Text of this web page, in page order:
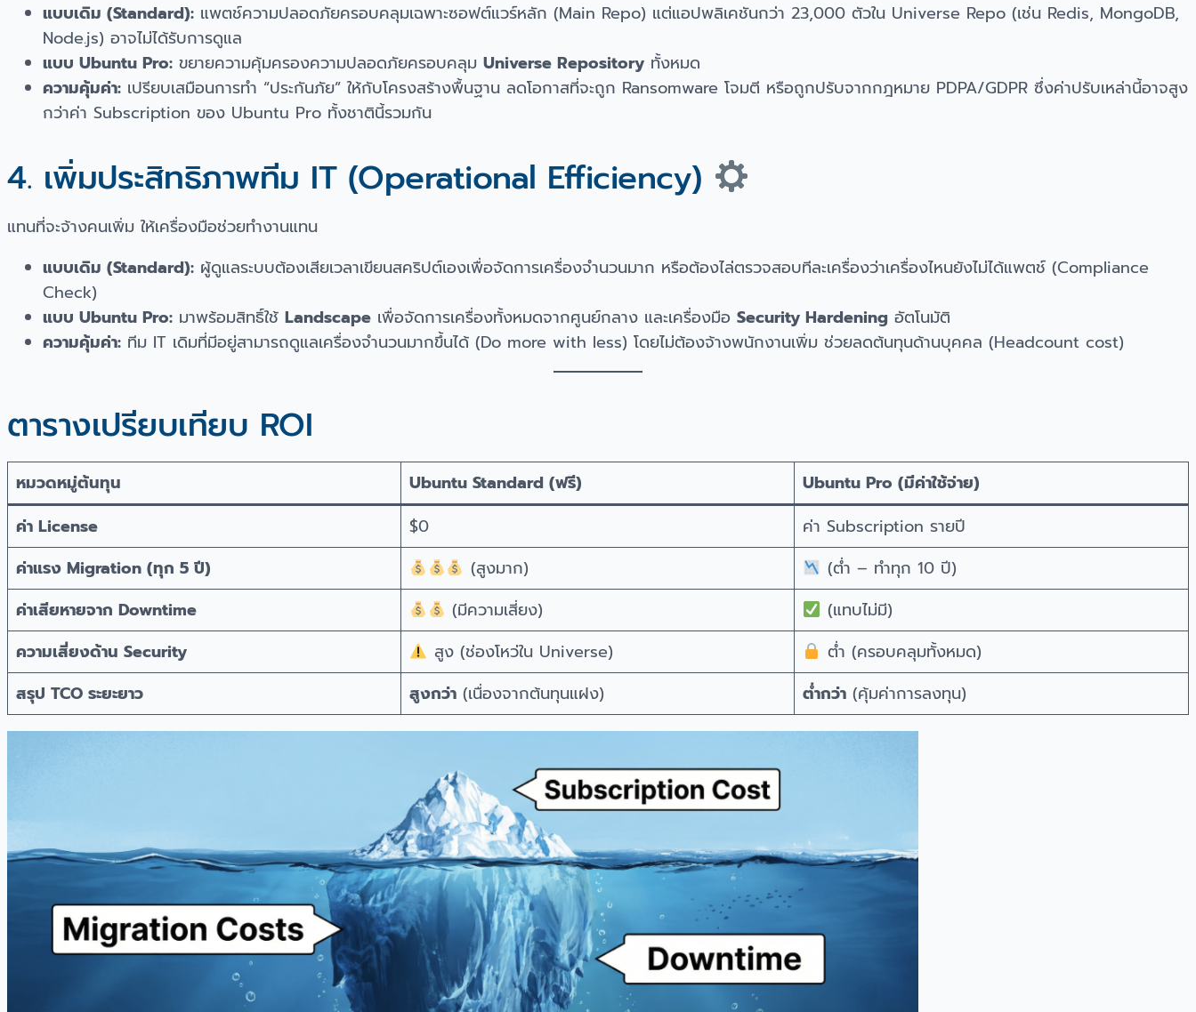
แบบเดิม (Standard): แพตช์ความปลอดภัยครอบคลุมเฉพาะซอฟต์แวร์หลัก (Main Repo) แต่แอปพลิเคชันกว่า 23,000 ตัวใน Universe Repo (เช่น Redis, MongoDB,
Node.js) อาจไม่ได้รับการดูแล
แบบ Ubuntu Pro: ขยายความคุ้มครองความปลอดภัยครอบคลุม Universe Repository ทั้งหมด
ความคุ้มค่า: เปรียบเสมือนการทำ “ประกันภัย” ให้กับโครงสร้างพื้นฐาน ลดโอกาสที่จะถูก Ransomware โจมตี หรือถูกปรับจากกฎหมาย PDPA/GDPR ซึ่งค่าปรับเหล่านี้อาจสูง
กว่าค่า Subscription ของ Ubuntu Pro ทั้งชาตินี้รวมกัน
4. เพิ่มประสิทธิภาพทีม IT (Operational Efficiency)
แทนที่จะจ้างคนเพิ่ม ให้เครื่องมือช่วยทำงานแทน
แบบเดิม (Standard): ผู้ดูแลระบบต้องเสียเวลาเขียนสคริปต์เองเพื่อจัดการเครื่องจำนวนมาก หรือต้องไล่ตรวจสอบทีละเครื่องว่าเครื่องไหนยังไม่ได้แพตช์ (Compliance
Check)
แบบ Ubuntu Pro: มาพร้อมสิทธิ์ใช้ Landscape เพื่อจัดการเครื่องทั้งหมดจากศูนย์กลาง และเครื่องมือ Security Hardening อัตโนมัติ
ความคุ้มค่า: ทีม IT เดิมที่มีอยู่สามารถดูแลเครื่องจำนวนมากขึ้นได้ (Do more with less) โดยไม่ต้องจ้างพนักงานเพิ่ม ช่วยลดต้นทุนด้านบุคคล (Headcount cost)
ตารางเปรียบเทียบ ROI
หมวดหมู่ต้นทุน Ubuntu Standard (ฟรี)
Ubuntu Pro (มีค่าใช้จ่าย)
ค่า License
$0
ค่า Subscription รายปี
ค่าแรง Migration (ทุก 5 ปี)
(สูงมาก)
(ต่ำ – ทำทุก 10 ปี)
ค่าเสียหายจาก Downtime
(มีความเสี่ยง)
(แทบไม่มี)
ความเสี่ยงด้าน Security
สูง (ช่องโหว่ใน Universe)
ต่ำ (ครอบคลุมทั้งหมด)
สรุป TCO ระยะยาว
สูงกว่า (เนื่องจากต้นทุนแฝง) ต่ำกว่า (คุ้มค่าการลงทุน)